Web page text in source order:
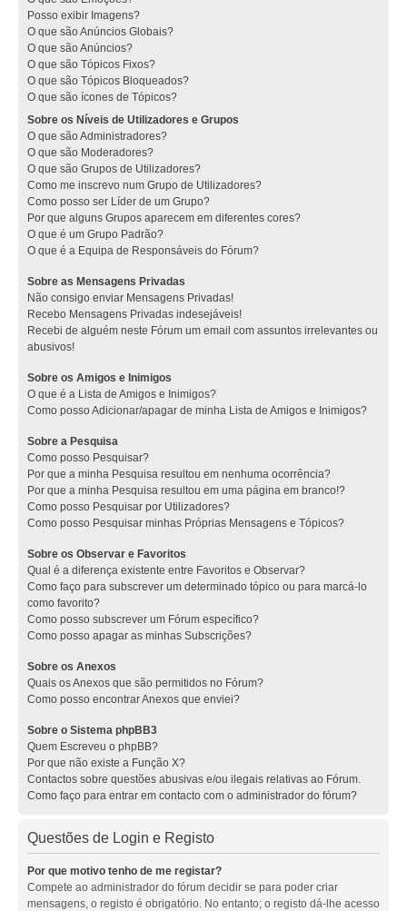
Posso exibir Imagens?
O que são Anúncios Globais?
O que são Anúncios?
O que são Tópicos Fixos?
O que são Tópicos Bloqueados?
O que são ícones de Tópicos?
Sobre os Níveis de Utilizadores e Grupos
O que são Administradores?
O que são Moderadores?
O que são Grupos de Utilizadores?
Como me inscrevo num Grupo de Utilizadores?
Como posso ser Líder de um Grupo?
Por que alguns Grupos aparecem em diferentes cores?
O que é um Grupo Padrão?
O que é a Equipa de Responsáveis do Fórum?
Sobre as Mensagens Privadas
Não consigo enviar Mensagens Privadas!
Recebo Mensagens Privadas indesejáveis!
Recebi de alguém neste Fórum um email com assuntos irrelevantes ou
abusivos!
Sobre os Amigos e Inimigos
O que é a Lista de Amigos e Inimigos?
Como posso Adicionar/apagar de minha Lista de Amigos e Inimigos?
Sobre a Pesquisa
Como posso Pesquisar?
Por que a minha Pesquisa resultou em nenhuma ocorrência?
Por que a minha Pesquisa resultou em uma página em branco!?
Como posso Pesquisar por Utilizadores?
Como posso Pesquisar minhas Próprias Mensagens e Tópicos?
Sobre os Observar e Favoritos
Qual é a diferença existente entre Favoritos e Observar?
Como faço para subscrever um determinado tópico ou para marcá-lo
como favorito?
Como posso subscrever um Fórum específico?
Como posso apagar as minhas Subscrições?
Sobre os Anexos
Quais os Anexos que são permitidos no Fórum?
Como posso encontrar Anexos que enviei?
Sobre o Sistema phpBB3
Quem Escreveu o phpBB?
Por que não existe a Função X?
Contactos sobre questões abusivas e/ou ilegais relativas ao Fórum.
Como faço para entrar em contacto com o administrador do fórum?
Questões de Login e Registo
Por que motivo tenho de me registar?
Compete ao administrador do fórum decidir se para poder criar
mensagens, o registo é obrigatório. No entanto; o registo dá-lhe acesso